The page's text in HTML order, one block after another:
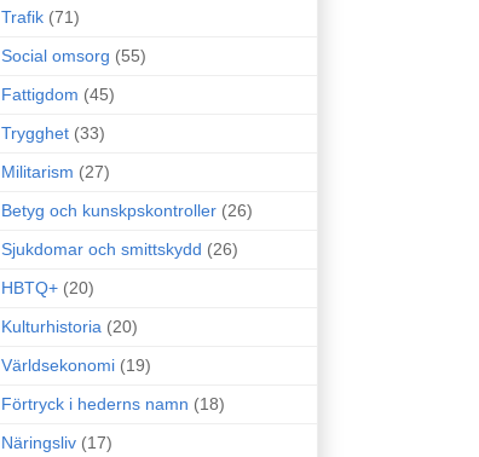
Trafik (71)
Social omsorg (55)
Fattigdom (45)
Trygghet (33)
Militarism (27)
Betyg och kunskpskontroller (26)
Sjukdomar och smittskydd (26)
HBTQ+ (20)
Kulturhistoria (20)
Världsekonomi (19)
Förtryck i hederns namn (18)
Näringsliv (17)